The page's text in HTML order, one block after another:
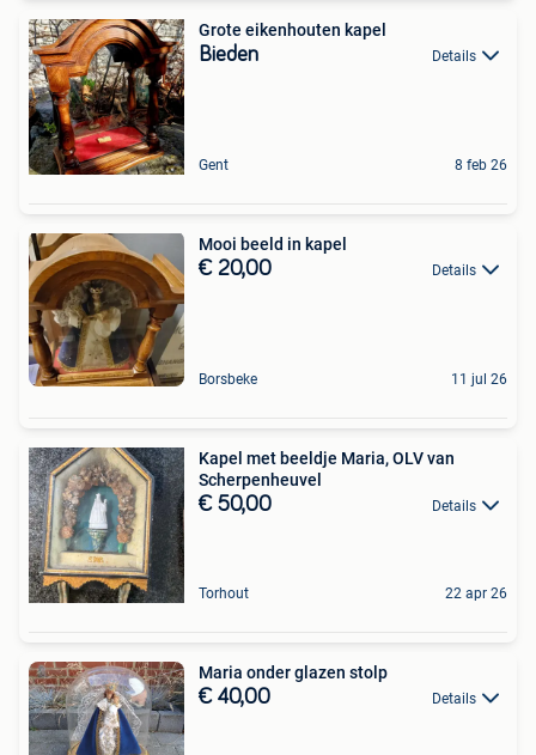
Grote eikenhouten kapel
Bieden Details
Gent 8 feb 26
Mooi beeld in kapel
€ 20,00 Details
Borsbeke 11 jul 26
Kapel met beeldje Maria, OLV van
Scherpenheuvel
€ 50,00 Details
Torhout 22 apr 26
Maria onder glazen stolp
€ 40,00 Details